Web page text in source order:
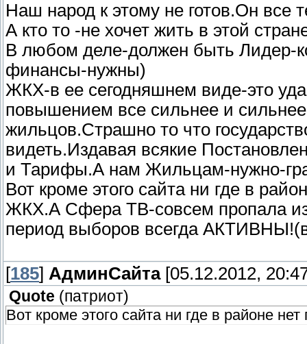
Наш народ к этому не готов.Он все
А кто то -не хочет жить в этой
В любом деле-должен быть Лидер-
финансы-нужны)
ЖКХ-в ее сегодняшнем виде-это
повышением все сильнее и
жильцов.Страшно то что
видеть.Издавая всякие
и Тарифы.А нам Жильцам-нужно-
Вот кроме этого сайта ни где в
ЖКХ.А Сфера ТВ-совсем пропала
период выборов всегда
[185] АдминСайта[05.12.2012,
Quote (патриот)
Вот кроме этого сайта ни где в районе